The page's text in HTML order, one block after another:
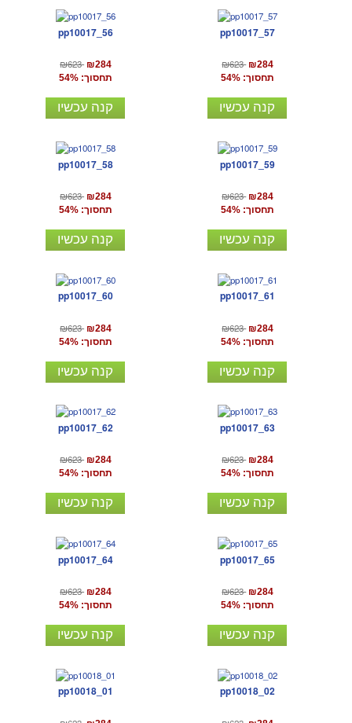
pp10017_56
₪623 ₪284
תחסוך: 54%
קנה עכשיו
pp10017_57
₪623 ₪284
תחסוך: 54%
קנה עכשיו
pp10017_58
₪623 ₪284
תחסוך: 54%
קנה עכשיו
pp10017_59
₪623 ₪284
תחסוך: 54%
קנה עכשיו
pp10017_60
₪623 ₪284
תחסוך: 54%
קנה עכשיו
pp10017_61
₪623 ₪284
תחסוך: 54%
קנה עכשיו
pp10017_62
₪623 ₪284
תחסוך: 54%
קנה עכשיו
pp10017_63
₪623 ₪284
תחסוך: 54%
קנה עכשיו
pp10017_64
₪623 ₪284
תחסוך: 54%
קנה עכשיו
pp10017_65
₪623 ₪284
תחסוך: 54%
קנה עכשיו
pp10018_01 pp10018_02